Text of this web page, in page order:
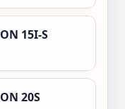
15I-S
20S